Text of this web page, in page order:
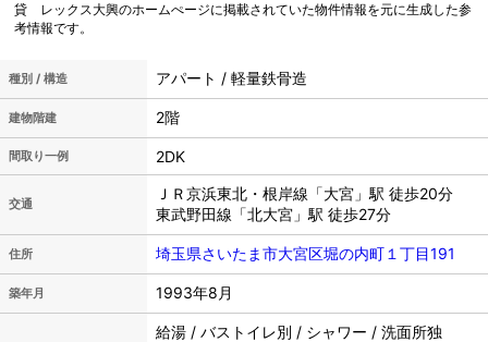
貸 レックス大興のホームぺージに掲載されていた物件情報を元に生成した参
考情報です。
種別 / 構造 アパート / 軽量鉄骨造
建物階建 2階
間取り一例 2DK
交通
ＪＲ京浜東北・根岸線「大宮」駅 徒歩20分
東武野田線「北大宮」駅 徒歩27分
住所 埼玉県さいたま市大宮区堀の内町１丁目191
築年月 1993年8月
給湯 / バストイレ別 / シャワー / 洗面所独